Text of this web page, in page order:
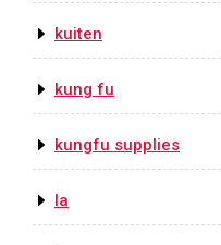
kuiten
kung fu
kungfu supplies
la